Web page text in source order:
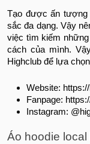
Tạo được ấn tượng
sắc đa dạng. Vậy
việc tìm kiếm
cách của mình.
Highclub để lựa
Website:
Fanpage:
Instagram:
Áo hoodie